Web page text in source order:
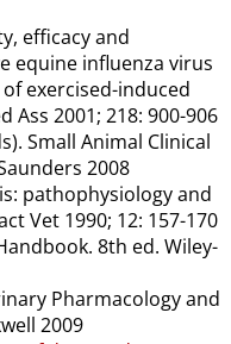
efficacy and
equine influenza virus
exercised-induced
Ass 2001; 218: 900-906
Small Animal Clinical
2008
pathophysiology and
Vet 1990; 12: 157-170
8th ed. Wiley-
Pharmacology and
2009